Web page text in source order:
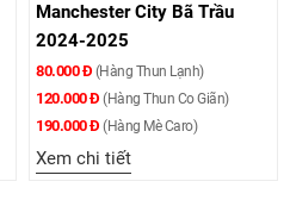
Manchester City Bã Trầu
2024-2025
80.000 Đ (Hàng Thun Lạnh)
120.000 Đ (Hàng Thun Co Giãn)
190.000 Đ (Hàng Mè Caro)
Xem chi tiết